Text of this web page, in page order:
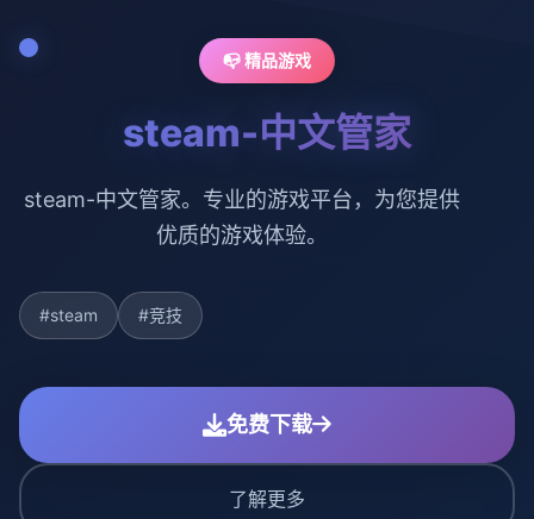
📭 精品游戏
steam-中文管家
steam-中文管家。专业的游戏平台，为您提供
优质的游戏体验。
#steam #竞技
免费下载
了解更多